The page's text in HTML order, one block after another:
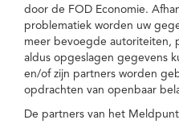
door de FOD Economie.
problematiek worden uw
meer bevoegde autoriteiten,
aldus opgeslagen gegevens
en/of zijn partners worden
opdrachten van openbaar
De partners van het